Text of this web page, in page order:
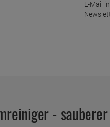
E-Mail
-